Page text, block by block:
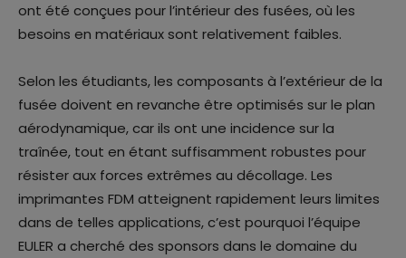
ont été conçues pour l’intérieur des fusées, où les
besoins en matériaux sont relativement faibles.
Selon les étudiants, les composants à l’extérieur de la
fusée doivent en revanche être optimisés sur le plan
aérodynamique, car ils ont une incidence sur la
traînée, tout en étant suffisamment robustes pour
résister aux forces extrêmes au décollage. Les
imprimantes FDM atteignent rapidement leurs limites
dans de telles applications, c’est pourquoi l’équipe
EULER a cherché des sponsors dans le domaine du